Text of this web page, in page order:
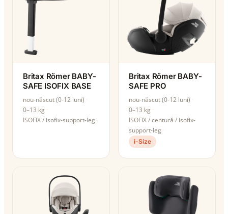
Britax Römer BABY-
SAFE ISOFIX BASE
nou-născut (0-12 luni)
0–13 kg
ISOFIX / isofix-support-leg
Britax Römer BABY-
SAFE PRO
nou-născut (0-12 luni)
0–13 kg
ISOFIX / centură / isofix-
support-leg
i-Size